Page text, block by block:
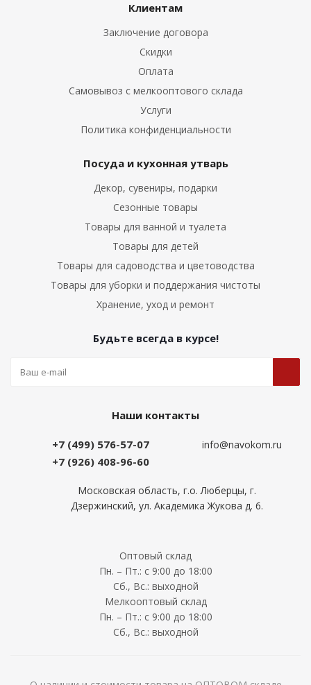
Клиентам
Заключение договора
Скидки
Оплата
Самовывоз с мелкооптового склада
Услуги
Политика конфиденциальности
Посуда и кухонная утварь
Декор, сувениры, подарки
Сезонные товары
Товары для ванной и туалета
Товары для детей
Товары для садоводства и цветоводства
Товары для уборки и поддержания чистоты
Хранение, уход и ремонт
Будьте всегда в курсе!
Наши контакты
+7 (499) 576-57-07
+7 (926) 408-96-60
info@navokom.ru
Московская область, г.о. Люберцы, г.
Дзержинский, ул. Академика Жукова д. 6.
Оптовый склад
Пн. – Пт.: с 9:00 до 18:00
Сб., Вс.: выходной
Мелкооптовый склад
Пн. – Пт.: с 9:00 до 18:00
Сб., Вс.: выходной